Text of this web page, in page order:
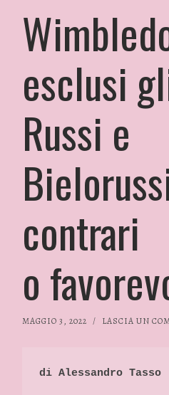
esclusi
Russi e
contrari
o
MAGGIO 3, 2022 / LASCIA UN
di Alessandro Tasso